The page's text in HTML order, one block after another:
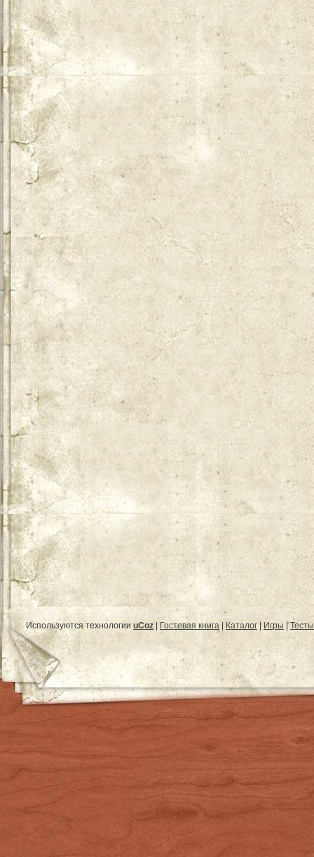
Используются технологии uCoz Гостевая книга| Каталог Игры |Тесты